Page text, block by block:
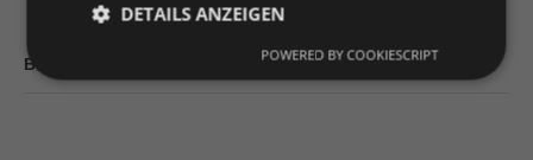
Bewertungen
DETAILS ANZEIGEN
POWERED BY COOKIESCRIPT